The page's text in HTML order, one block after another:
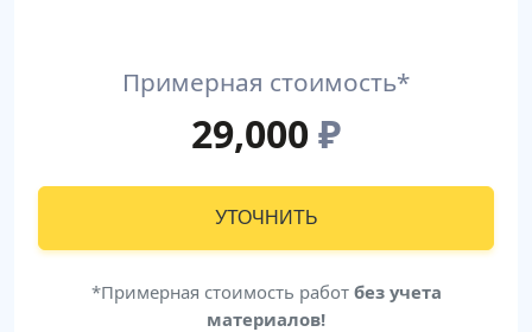
Примерная стоимость*
29,000₽
УТОЧНИТЬ
*Примерная стоимость работ без учета
материалов!